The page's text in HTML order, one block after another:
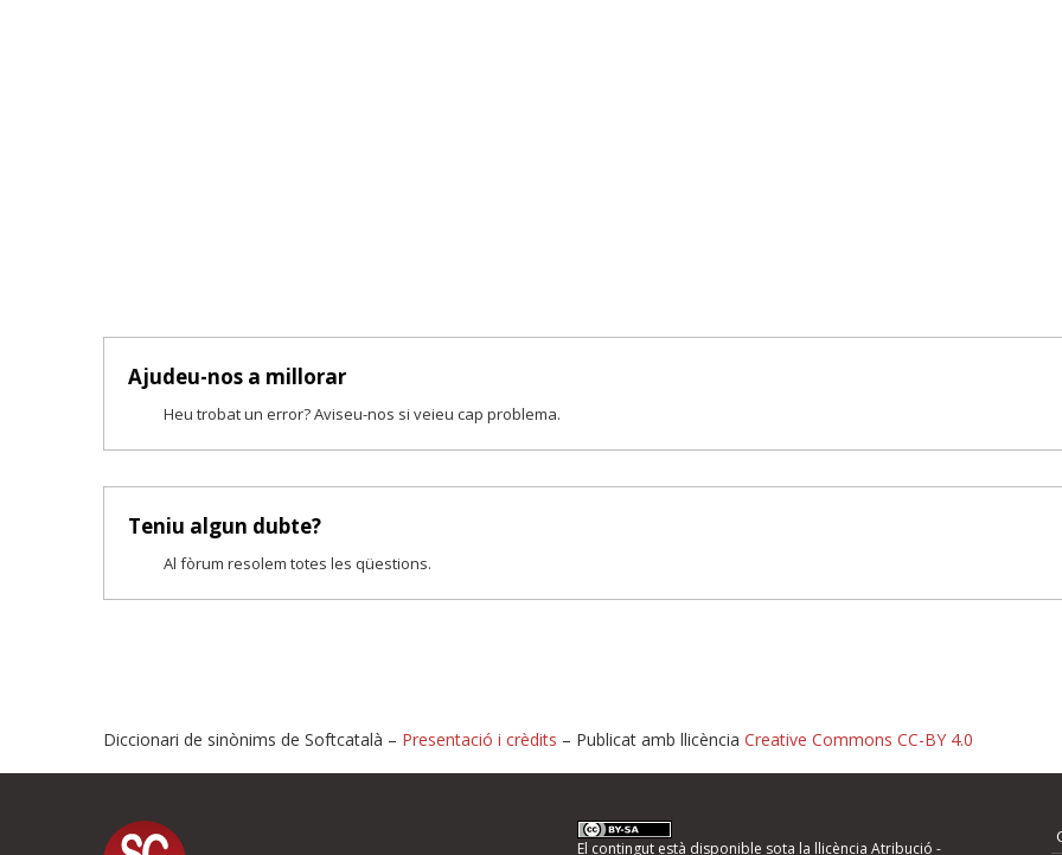
Ajudeu-nos a millorar
Heu trobat un error? Aviseu-nos si veieu cap problema.
Teniu algun dubte?
Al fòrum resolem totes les qüestions.
Proposeu-nos millores o informeu d'errors
Diccionari de sinònims de Softcatalà – Presentació i crèdits – Publicat amb llicència Creative Commons CC-BY 4.0
El contingut està disponible sota la llicència Atribució -